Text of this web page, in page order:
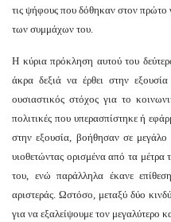
τις ψήφους που δόθηκαν στον
των συμμάχων του.
Η κύρια πρόκληση αυτού του
άκρα δεξιά να έρθει στην
ουσιαστικός στόχος για το
πολιτικές που υπερασπίστηκε ή
στην εξουσία, βοήθησαν σε
υιοθετώντας ορισμένα από τα
του, ενώ παράλληλα έκανε
αριστεράς. Ωστόσο, μεταξύ δύο
για να εξαλείψουμε τον μεγαλύτερο